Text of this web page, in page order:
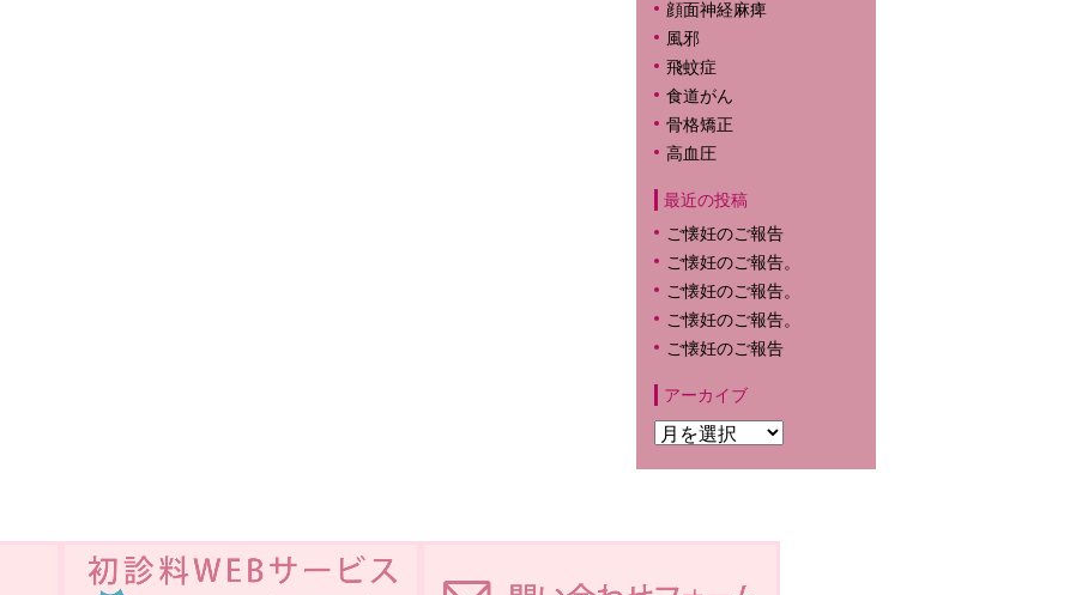
顔面神経麻痺
風邪
飛蚊症
食道がん
骨格矯正
高血圧
最近の投稿
ご懐妊のご報告
ご懐妊のご報告。
ご懐妊のご報告。
ご懐妊のご報告。
ご懐妊のご報告
アーカイブ